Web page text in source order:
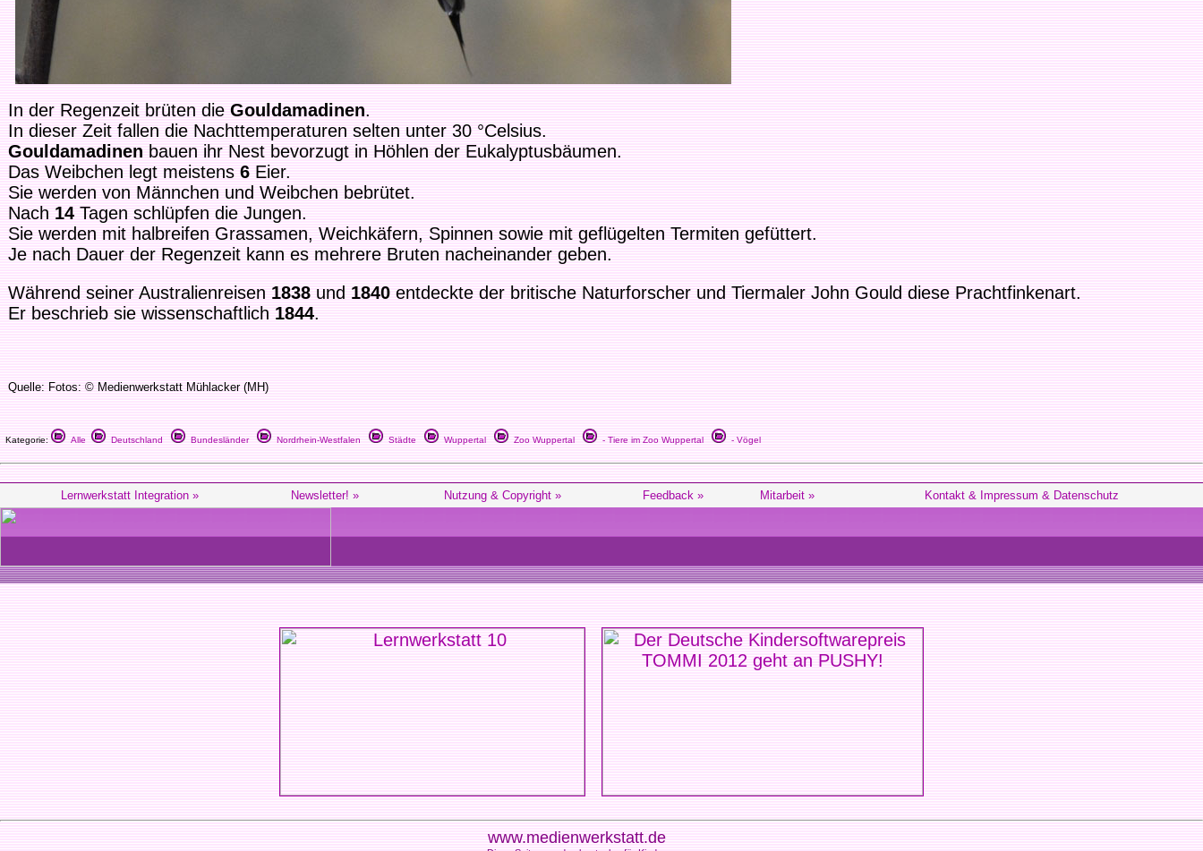
In der Regenzeit brüten dieGouldamadinen.
In dieser Zeit fallen die Nachttemperaturen selten unter 30 °Celsius.
Gouldamadinenbauen ihr Nest bevorzugt in Höhlen der Eukalyptusbäumen.
Das Weibchen legt meistens6Eier.
Sie werden von Männchen und Weibchen bebrütet.
Nach14Tagen schlüpfen die Jungen.
Sie werden mit halbreifen Grassamen, Weichkäfern, Spinnen sowie mit geflügelten Termiten gefüttert.
Je nach Dauer der Regenzeit kann es mehrere Bruten nacheinander geben.
Während seiner Australienreisen1838und1840entdeckte der britische Naturforscher und Tiermaler John Gould diese Prachtfinkenart.
Er beschrieb sie wissenschaftlich1844.
Quelle: Fotos: © Medienwerkstatt Mühlacker (MH)
Kategorie: Alle Deutschland Bundesländer Nordrhein-Westfalen Städte Wuppertal Zoo Wuppertal - Tiere im Zoo Wuppertal - Vögel
Lernwerkstatt Integration » Newsletter! » Nutzung & Copyright » Feedback » Mitarbeit » Kontakt & Impressum & Datenschutz
www.medienwerkstatt.de